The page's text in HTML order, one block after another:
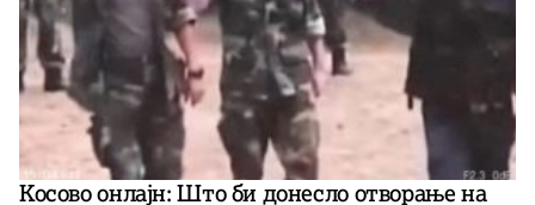
Косово онлајн: Што би донесло отворање на